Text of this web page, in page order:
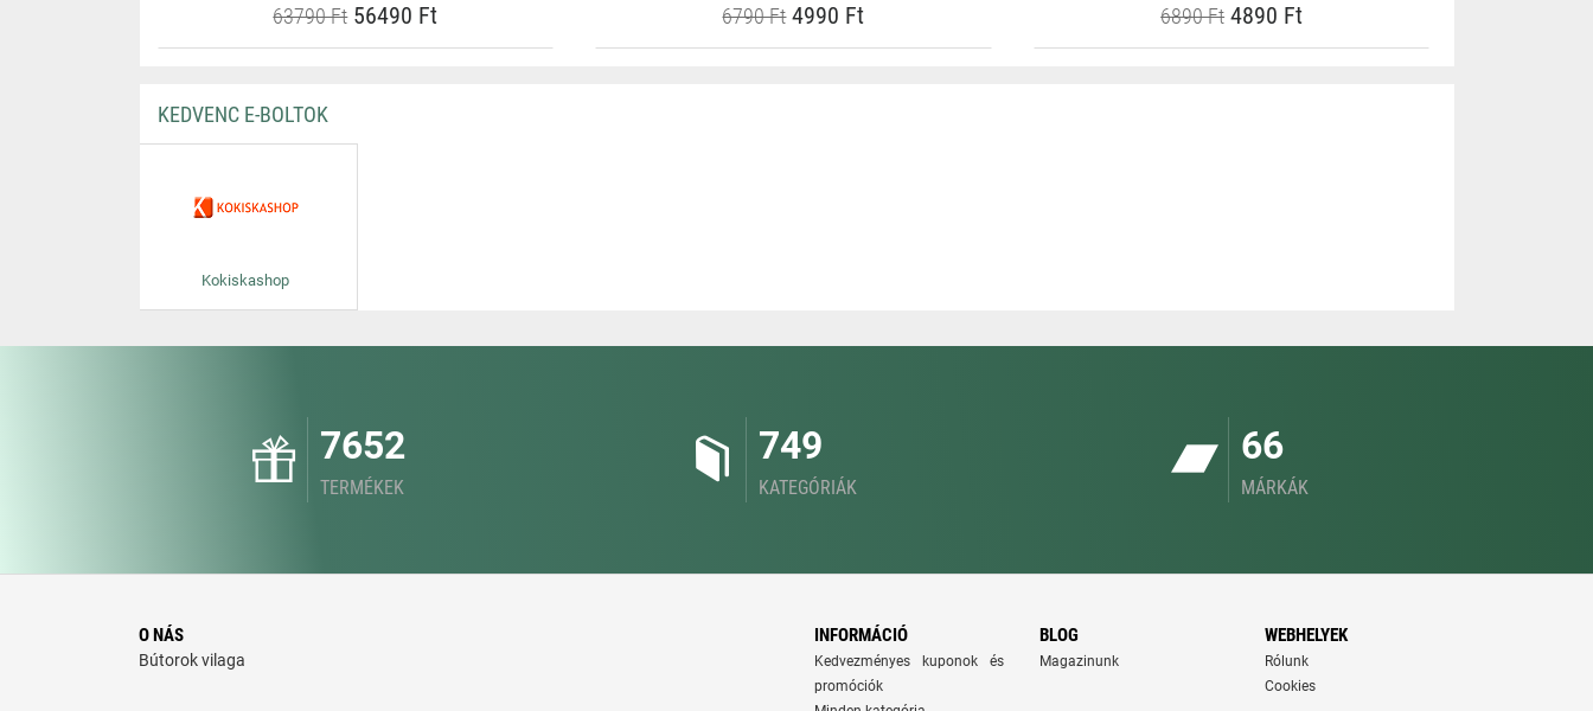
63790 Ft56490 Ft 6790 Ft4990 Ft 6890 Ft 4890 Ft
KEDVENC E-BOLTOK
Kokiskashop
7652
TERMÉKEK
749
KATEGÓRIÁK
66
MÁRKÁK
O NÁS
Bútorok vilaga
INFORMÁCIÓ
Kedvezményes kuponok és
promóciók
BLOG
Magazinunk
WEBHELYEK
Rólunk
Cookies